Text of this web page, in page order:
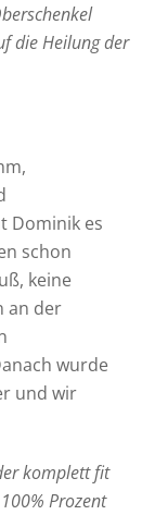
die Heilung der
Dominik es
schon
keine
an der
wurde
und wir
komplett fit
Prozent